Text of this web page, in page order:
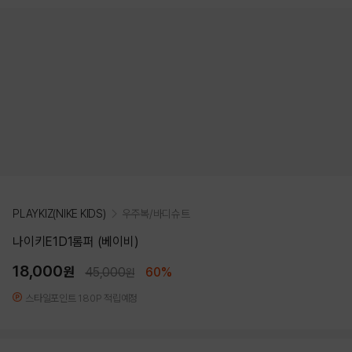
PLAYKIZ(NIKE KIDS) 우주복/바디슈트
나이키E1D1롬퍼 (베이비)
18,000원 45,000원 60%
스타일포인트 180P 적립예정